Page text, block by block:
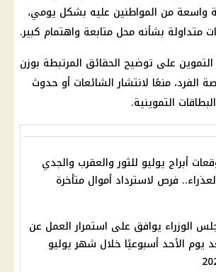
واسعة من المواطنين عليه بشكل يومي،
متداولة بشأنه محل متابعة واهتمام كبير.
التموين على توضيح الحقائق المرتبطة بوزن
الفرد، منعًا لانتشار الشائعات أو حدوث
التموينية.
أبراج يوليو للثور والعقرب والجدي
فرص لاسترداد أموال متأخرة
الوزراء يوافق على استمرار العمل عن
يوم الأحد أسبوعيًا خلال شهر يوليو